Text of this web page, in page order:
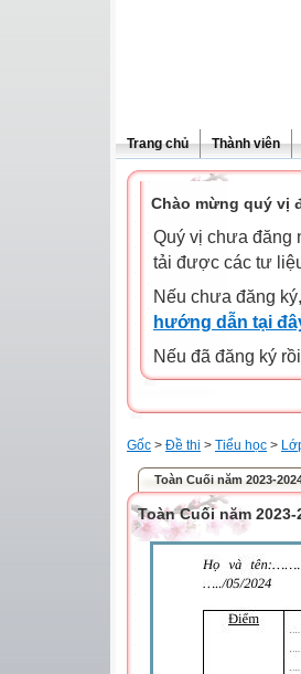
Trang chủ Thành viên
Chào mừng quý vị
Quý vị chưa đăng
tải được các tư
Nếu chưa đăng
hướng dẫn tại
Nếu đã đăng ký
Gốc > Đề thi > Tiểu học >
Toàn Cuối năm 2023-
Toàn Cuối năm 2023-